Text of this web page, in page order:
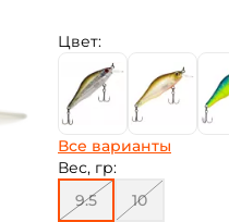
Цвет:
Все варианты
Вес, гр:
9.5
10